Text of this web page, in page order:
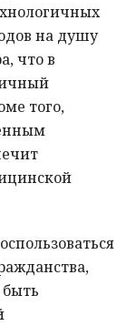
на душу
что в
того,